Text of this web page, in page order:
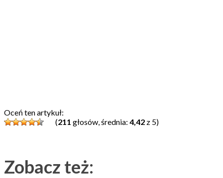
Oceń ten artykuł:
(211 głosów, średnia: 4,42 z 5)
Zobacz też: